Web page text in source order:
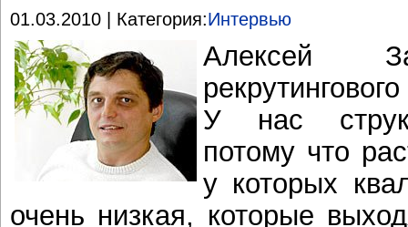
01.03.2010 | Категория:Интервью
Алексей
У нас
потому что
у которых
очень низкая, которые